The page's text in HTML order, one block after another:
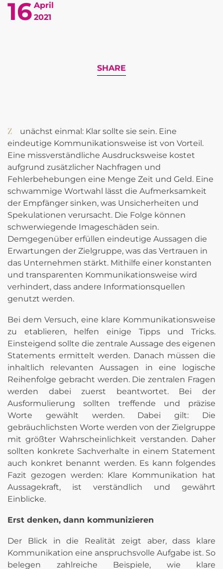
16 April
2021
SHARE
Zunächst einmal: Klar sollte sie sein. Eine
eindeutige Kommunikationsweise ist von Vorteil.
Eine missverständliche Ausdrucksweise kostet
aufgrund zusätzlicher Nachfragen und
Fehlerbehebungen eine Menge Zeit und Geld. Eine
schwammige Wortwahl lässt die Aufmerksamkeit
der Empfänger sinken, was Unsicherheiten und
Spekulationen verursacht. Die Folge können
schwerwiegende Imageschäden sein.
Demgegenüber erfüllen eindeutige Aussagen die
Erwartungen der Zielgruppe, was das Vertrauen in
das Unternehmen stärkt. Mithilfe einer konstanten
und transparenten Kommunikationsweise wird
verhindert, dass andere Informationsquellen
genutzt werden.
Bei dem Versuch, eine klare Kommunikationsweise
zu etablieren, helfen einige Tipps und Tricks.
Einsteigend sollte die zentrale Aussage des eigenen
Statements ermittelt werden. Danach müssen die
inhaltlich relevanten Aussagen in eine logische
Reihenfolge gebracht werden. Die zentralen Fragen
werden dabei zuerst beantwortet. Bei der
Ausformulierung sollten treffende und präzise
Worte gewählt werden. Dabei gilt: Die
gebräuchlichsten Worte werden von der Zielgruppe
mit größter Wahrscheinlichkeit verstanden. Daher
sollten konkrete Sachverhalte in einem Statement
auch konkret benannt werden. Es kann folgendes
Fazit gezogen werden: Klare Kommunikation hat
Aussagekraft, ist verständlich und gewährt
Einblicke.
Erst denken, dann kommunizieren
Der Blick in die Realität zeigt aber, dass klare
Kommunikation eine anspruchsvolle Aufgabe ist. So
belegen zahlreiche Beispiele, wie klare